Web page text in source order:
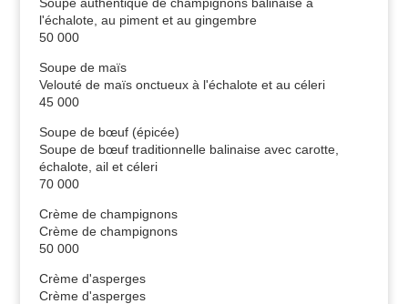
l'échalote, au piment et au gingembre
50 000
Soupe de maïs
Velouté de maïs onctueux à l'échalote et au céleri
45 000
Soupe de bœuf (épicée)
Soupe de bœuf traditionnelle balinaise avec carotte,
échalote, ail et céleri
70 000
Crème de champignons
Crème de champignons
50 000
Crème d'asperges
Crème d'asperges